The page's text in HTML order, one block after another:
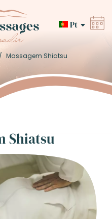
Pt
Massagem Shiatsu
Shiatsu